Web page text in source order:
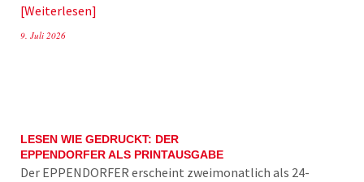
Weiterlesen
9. Juli 2026
LESEN WIE GEDRUCKT: DER
EPPENDORFER ALS PRINTAUSGABE
Der EPPENDORFER erscheint zweimonatlich als 24-